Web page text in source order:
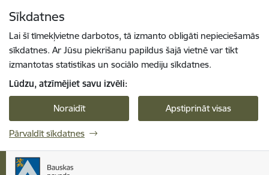
Sīkdatnes
Lai šī tīmekļvietne darbotos, tā izmanto obligāti nepieciešamās
sīkdatnes. Ar Jūsu piekrišanu papildus šajā vietnē var tikt
izmantotas statistikas un sociālo mediju sīkdatnes.
Lūdzu, atzīmējiet savu izvēli:
Noraidīt Apstiprināt visas
Pārvaldīt sīkdatnes